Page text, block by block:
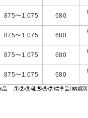
875〜1,075 680
875〜1,075 680
875〜1,075 680
875〜1,075 680